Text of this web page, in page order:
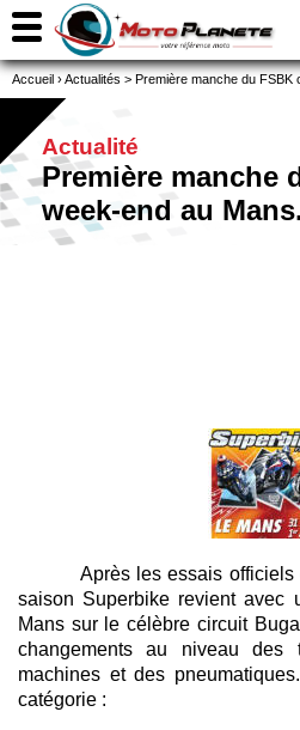
Accueil ›Actualités > Première manche du FSBK
Actualité
Première manche
week-end au Mans.
Après les essais officiels
saison Superbike revient avec
Mans sur le célèbre circuit
changements au niveau des
machines et des
catégorie :